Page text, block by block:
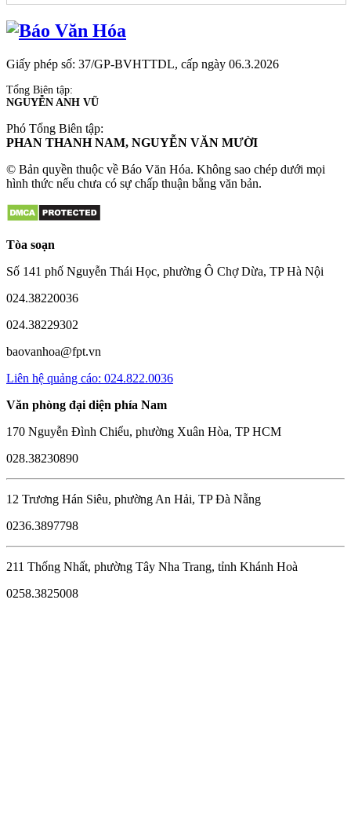
Giấy phép số: 37/GP-BVHTTDL, cấp ngày 06.3.2026
Tổng Biên tập:
NGUYỄN ANH VŨ
Phó Tổng Biên tập:
PHAN THANH NAM, NGUYỄN VĂN MƯỜI
© Bản quyền thuộc về Báo Văn Hóa. Không sao chép dưới mọi
hình thức nếu chưa có sự chấp thuận bằng văn bản.
Tòa soạn
Số 141 phố Nguyễn Thái Học, phường Ô Chợ Dừa, TP Hà Nội
024.38220036
024.38229302
baovanhoa@fpt.vn
Liên hệ quảng cáo: 024.822.0036
Văn phòng đại diện phía Nam
170 Nguyễn Đình Chiểu, phường Xuân Hòa, TP HCM
028.38230890
12 Trương Hán Siêu, phường An Hải, TP Đà Nẵng
0236.3897798
211 Thống Nhất, phường Tây Nha Trang, tỉnh Khánh Hoà
0258.3825008